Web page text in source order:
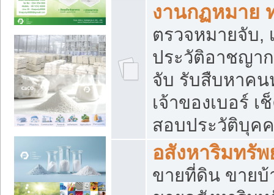
งานกฏหมาย
ตรวจหมายจับ,
ประวัติอาชญา
จับ รับสืบหาคน
เจ้าของเบอร์
สอบประวัติบุค
อสังหาริมทรัพ
ขายที่ดิน ขายบ้